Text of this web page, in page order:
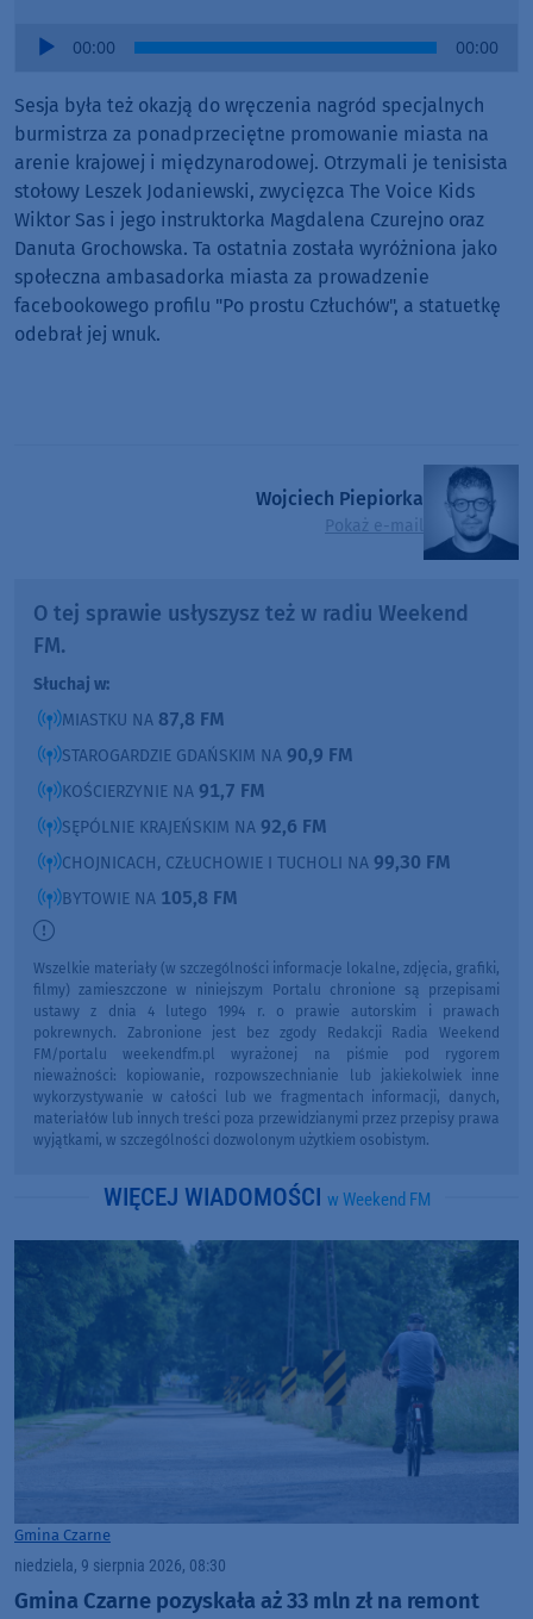
Audio
00:00 00:00
Sesja była też okazją do wręczenia nagród specjalnych
burmistrza za ponadprzeciętne promowanie miasta na
arenie krajowej i międzynarodowej. Otrzymali je tenisista
stołowy Leszek Jodaniewski, zwycięzca The Voice Kids
Wiktor Sas i jego instruktorka Magdalena Czurejno oraz
Danuta Grochowska. Ta ostatnia została wyróżniona jako
społeczna ambasadorka miasta za prowadzenie
facebookowego profilu "Po prostu Człuchów", a statuetkę
odebrał jej wnuk.
Wojciech Piepiorka
Pokaż e-mail
O tej sprawie usłyszysz też w radiu Weekend
FM.
Słuchaj w:
MIASTKU NA 87,8 FM
STAROGARDZIE GDAŃSKIM NA 90,9 FM
KOŚCIERZYNIE NA 91,7 FM
SĘPÓLNIE KRAJEŃSKIM NA 92,6 FM
CHOJNICACH, CZŁUCHOWIE I TUCHOLI NA 99,30 FM
BYTOWIE NA 105,8 FM
Wszelkie materiały (w szczególności informacje lokalne, zdjęcia, grafiki,
filmy) zamieszczone w niniejszym Portalu chronione są przepisami
ustawy z dnia 4 lutego 1994 r. o prawie autorskim i prawach
pokrewnych. Zabronione jest bez zgody Redakcji Radia Weekend
FM/portalu weekendfm.pl wyrażonej na piśmie pod rygorem
nieważności: kopiowanie, rozpowszechnianie lub jakiekolwiek inne
wykorzystywanie w całości lub we fragmentach informacji, danych,
materiałów lub innych treści poza przewidzianymi przez przepisy prawa
wyjątkami, w szczególności dozwolonym użytkiem osobistym.
WIĘCEJ WIADOMOŚCI w Weekend FM
Gmina Czarne
niedziela, 9 sierpnia 2026, 08:30
Gmina Czarne pozyskała aż 33 mln zł na remont